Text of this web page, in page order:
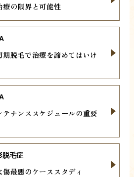
の限界と可能性
脱毛で治療を諦めてはいけ
ナンススケジュールの重要
最悪のケーススタディ
脱毛症